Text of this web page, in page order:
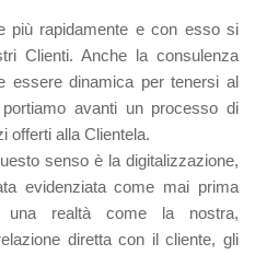
più rapidamente e con esso si
Clienti. Anche la consulenza
essere dinamica per tenersi al
avanti un processo di
offerti alla Clientela.
senso è la digitalizzazione,
evidenziata come mai prima
una realtà come la nostra,
diretta con il cliente, gli